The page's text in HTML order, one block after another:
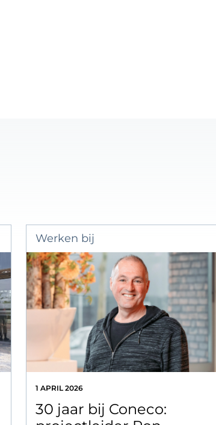
Werken bij
1 APRIL 2026
30 jaar bij Coneco: